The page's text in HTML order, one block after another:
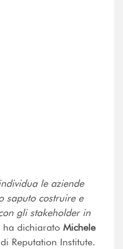
le aziende
saputo costruire e
gli stakeholder in
ha dichiarato Michele
Reputation Institute.